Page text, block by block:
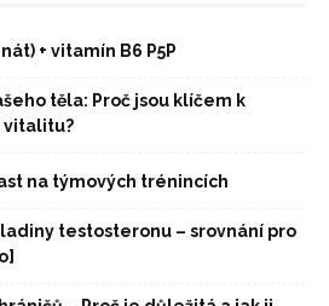
+ vitamín B6 P5P
těla: Proč jsou klíčem k
vitalitu?
na týmových trénincích
testosteronu – srovnání pro